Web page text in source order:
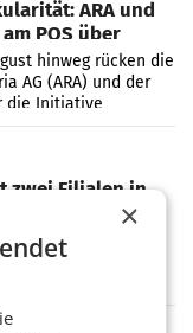
ARA und
POS über
hinweg rücken die
AG (ARA) und der
die Initiative
österreichischen
zwei Filialen in
in Nieder- und
Standorte liegen
×